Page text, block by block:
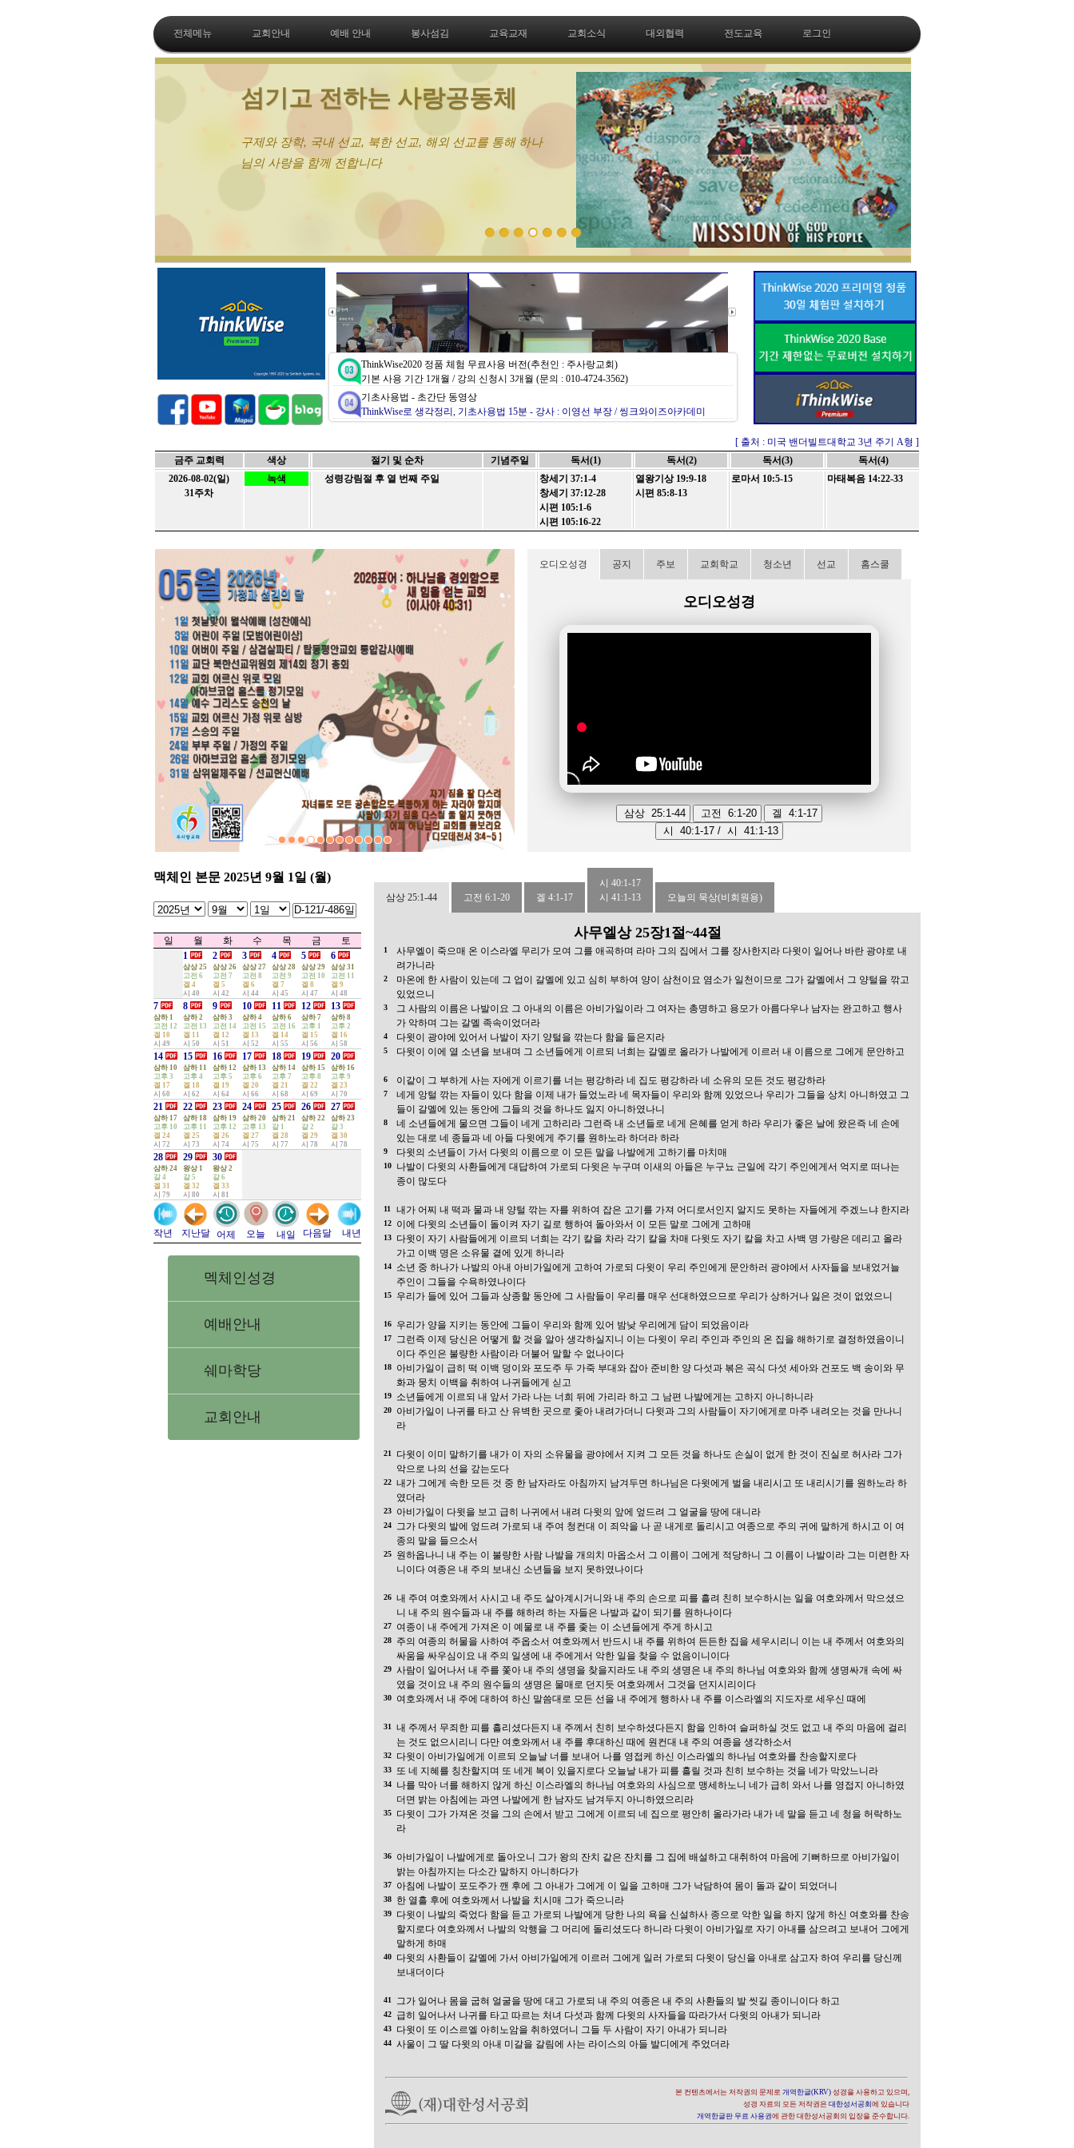
전체메뉴 교회안내 예배 안내 봉사섬김 교육교재 교회소식 대외협력 전도교육 로그인
섬기고 전하는 사랑공동체
구제와 장학, 국내 선교, 북한 선교, 해외 선교를 통해 하나
님의 사랑을 함께 전합니다
ThinkWise2020 정품 체험 무료사용 버전(추천인 : 주사랑교회)
기본 사용 기간 1개월 / 강의 신청시 3개월 (문의 : 010-4724-3562)
기초사용법 - 초간단 동영상
ThinkWise로 생각정리, 기초사용법 15분 - 강사 : 이영선 부장 / 씽크와이즈아카데미
ThinkWise 활용한 설교 작성법 -송월교회 김아론 목사
영혼을 살리는 설교의 프로세스!
ThinkWise WEB 버전 - 인터넷 웹브라우저로도 사용이 가능합니다
Web버전 교육동영상 (8분) - 이영선 부장
제공되는 컨텐츠 중 ( *.twdx ) 파일은 씽크와이즈(ThinkWise2020)의 결과물 입니다.
열람을 원하시는 분들은 씽크와이즈 무료버전을 다운받아 설치해주십시오.
씽크와이즈 전문 강사자격 취득
씽크와이즈아카데미 정규 강사과정 수료 및 마인드프로세서 2급 자격증 취득
[ 출처 : 미국 밴더빌트대학교 3년 주기 A형 ]
금주 교회력
색상 절기 및 순차 기념주일 독서(1) 독서(2) 독서(3)
독서(4)
2026-08-02(일)
31주차
녹색 성령강림절 후 열 번째 주일
창세기 37:1-4
창세기 37:12-28
시편 105:1-6
시편 105:16-22
열왕기상 19:9-18
시편 85:8-13
로마서 10:5-15 마태복음 14:22-33
오디오성경 공지 주보 교회학교 청소년 선교 홈스쿨
홈스쿨
No. 글제목 작성자
작성일
10
[아하브코업] 2025 성경통독 부흥 관리자
2025-02-20
9
[아하브코업] 2024년 2학기 종강(0)... 관리자
2024-12-17
8
[홈스쿨링] 아하브코업 정기모임 (글 (0) ... 관리자
2024-10-22
7
[홈스쿨링] 아하브 코업 2024년 (0)... 관리자
2024-09-24
6
[홈스쿨링] 아하브 코업 2024년 (0)... 관리자
2024-09-03
5
[아하브코업] 2024 2학기 개강예 (0) ... 관리자
2024-08-27
4
[홈스쿨링] 대구모임 - 연합기도회 관리자
2023-08-24
3
[아하브코업] 2024년 1학기 종강 ... 관리자
2024-07-02
2
성경적부모표영어교실 정기 기도회 관리자 2023-09-19
1
성경적부모표 영어교실 수원지역 홈스쿨
(0)
관리자 2023-08-31
오디오성경
맥체인 본문 2025년 9월 1일 (월)
일 월 화 수 목 금
토
1
삼상 25
고전 6
겔 4
시 40
2
삼상 26
고전 7
겔 5
시 42
3
삼상 27
고전 8
겔 6
시 44
4
삼상 28
고전 9
겔 7
시 45
5
삼상 29
고전 10
겔 8
시 47
6
삼상 31
고전 11
겔 9
시 48
7
삼하 1
고전 12
겔 10
시 49
8
삼하 2
고전 13
겔 11
시 50
9
삼하 3
고전 14
겔 12
시 51
10
삼하 4
고전 15
겔 13
시 52
11
삼하 6
고전 16
겔 14
시 55
12
삼하 7
고후 1
겔 15
시 56
13
삼하 8
고후 2
겔 16
시 58
14
삼하 10
고후 3
겔 17
시 60
15
삼하 11
고후 4
겔 18
시 62
16
삼하 12
고후 5
겔 19
시 64
17
삼하 13
고후 6
겔 20
시 66
18
삼하 14
고후 7
겔 21
시 68
19
삼하 15
고후 8
겔 22
시 69
20
삼하 16
고후 9
겔 23
시 70
21
삼하 17
고후 10
겔 24
시 72
22
삼하 18
고후 11
겔 25
시 73
23
삼하 19
고후 12
겔 26
시 74
24
삼하 20
고후 13
겔 27
시 75
25
삼하 21
갈 1
겔 28
시 77
26
삼하 22
갈 2
겔 29
시 78
27
삼하 23
갈 3
겔 30
시 78
28
삼하 24
갈 4
겔 31
시 79
29
왕상 1
갈 5
겔 32
시 80
30
왕상 2
갈 6
겔 33
시 81
작년 지난달 어제 오늘 내일 다음달 내년
삼상 25:1-44 고전 6:1-20 겔 4:1-17
시 40:1-17
시 41:1-13
오늘의 묵상(비회원용)
사무엘상 25장1절~44절
1
사무엘이 죽으매 온 이스라엘 무리가 모여 그를 애곡하며 라마 그의 집에서 그를 장사한지라 다윗이 일어나 바란 광야로 내
려가니라
2
마온에 한 사람이 있는데 그 업이 갈멜에 있고 심히 부하여 양이 삼천이요 염소가 일천이므로 그가 갈멜에서 그 양털을 깎고
있었으니
3
그 사람의 이름은 나발이요 그 아내의 이름은 아비가일이라 그 여자는 총명하고 용모가 아름다우나 남자는 완고하고 행사
가 악하며 그는 갈멜 족속이었더라
4 다윗이 광야에 있어서 나발이 자기 양털을 깎는다 함을 들은지라
5 다윗이 이에 열 소년을 보내며 그 소년들에게 이르되 너희는 갈멜로 올라가 나발에게 이르러 내 이름으로 그에게 문안하고
6 이같이 그 부하게 사는 자에게 이르기를 너는 평강하라 네 집도 평강하라 네 소유의 모든 것도 평강하라
7
네게 앙털 깎는 자들이 있다 함을 이제 내가 들었노라 네 목자들이 우리와 함께 있었으나 우리가 그들을 상치 아니하였고 그
들이 갈멜에 있는 동안에 그들의 것을 하나도 잃지 아니하였나니
8
네 소년들에게 물으면 그들이 네게 고하리라 그런즉 내 소년들로 네게 은혜를 얻게 하라 우리가 좋은 날에 왔은즉 네 손에
있는 대로 네 종들과 네 아들 다윗에게 주기를 원하노라 하더라 하라
9 다윗의 소년들이 가서 다윗의 이름으로 이 모든 말을 나발에게 고하기를 마치매
10
나발이 다윗의 사환들에게 대답하여 가로되 다윗은 누구며 이새의 아들은 누구뇨 근일에 각기 주인에게서 억지로 떠나는
종이 많도다
11 내가 어찌 내 떡과 물과 내 양털 깎는 자를 위하여 잡은 고기를 가져 어디로서인지 알지도 못하는 자들에게 주겠느냐 한지라
12 이에 다윗의 소년들이 돌이켜 자기 길로 행하여 돌아와서 이 모든 말로 그에게 고하매
13
다윗이 자기 사람들에게 이르되 너희는 각기 칼을 차라 각기 칼을 차매 다윗도 자기 칼을 차고 사백 명 가량은 데리고 올라
가고 이백 명은 소유물 곁에 있게 하니라
14
소년 중 하나가 나발의 아내 아비가일에게 고하여 가로되 다윗이 우리 주인에게 문안하러 광야에서 사자들을 보내었거늘
주인이 그들을 수욕하였나이다
15 우리가 들에 있어 그들과 상종할 동안에 그 사람들이 우리를 매우 선대하였으므로 우리가 상하거나 잃은 것이 없었으니
16 우리가 양을 지키는 동안에 그들이 우리와 함께 있어 밤낮 우리에게 담이 되었음이라
17
그런즉 이제 당신은 어떻게 할 것을 알아 생각하실지니 이는 다윗이 우리 주인과 주인의 온 집을 해하기로 결정하였음이니
이다 주인은 불량한 사람이라 더불어 말할 수 없나이다
18
아비가일이 급히 떡 이백 덩이와 포도주 두 가죽 부대와 잡아 준비한 양 다섯과 볶은 곡식 다섯 세아와 건포도 백 송이와 무
화과 뭉치 이백을 취하여 나귀들에게 싣고
19 소년들에게 이르되 내 앞서 가라 나는 너희 뒤에 가리라 하고 그 남편 나발에게는 고하지 아니하니라
20
아비가일이 나귀를 타고 산 유벽한 곳으로 좇아 내려가더니 다윗과 그의 사람들이 자기에게로 마주 내려오는 것을 만나니
라
21
다윗이 이미 말하기를 내가 이 자의 소유물을 광야에서 지켜 그 모든 것을 하나도 손실이 없게 한 것이 진실로 허사라 그가
악으로 나의 선을 갚는도다
22 내가 그에게 속한 모든 것 중 한 남자라도 아침까지 남겨두면 하나님은 다윗에게 벌을 내리시고 또 내리시기를 원하노라 하
였더라
23 아비가일이 다윗을 보고 급히 나귀에서 내려 다윗의 앞에 엎드려 그 얼굴을 땅에 대니라
24
그가 다윗의 발에 엎드려 가로되 내 주여 청컨대 이 죄악을 나 곧 내게로 돌리시고 여종으로 주의 귀에 말하게 하시고 이 여
종의 말을 들으소서
25
원하옵나니 내 주는 이 불량한 사람 나발을 개의치 마옵소서 그 이름이 그에게 적당하니 그 이름이 나발이라 그는 미련한 자
니이다 여종은 내 주의 보내신 소년들을 보지 못하였나이다
26 내 주여 여호와께서 사시고 내 주도 살아계시거니와 내 주의 손으로 피를 흘려 친히 보수하시는 일을 여호와께서 막으셨으
니 내 주의 원수들과 내 주를 해하려 하는 자들은 나발과 같이 되기를 원하나이다
27 여종이 내 주에게 가져온 이 예물로 내 주를 좇는 이 소년들에게 주게 하시고
28
주의 여종의 허물을 사하여 주옵소서 여호와께서 반드시 내 주를 위하여 든든한 집을 세우시리니 이는 내 주께서 여호와의
싸움을 싸우심이요 내 주의 일생에 내 주에게서 악한 일을 찾을 수 없음이니이다
29 사람이 일어나서 내 주를 쫓아 내 주의 생명을 찾을지라도 내 주의 생명은 내 주의 하나님 여호와와 함께 생명싸개 속에 싸
였을 것이요 내 주의 원수들의 생명은 물매로 던지듯 여호와께서 그것을 던지시리이다
30 여호와께서 내 주에 대하여 하신 말씀대로 모든 선을 내 주에게 행하사 내 주를 이스라엘의 지도자로 세우신 때에
31
내 주께서 무죄한 피를 흘리셨다든지 내 주께서 친히 보수하셨다든지 함을 인하여 슬퍼하실 것도 없고 내 주의 마음에 걸리
는 것도 없으시리니 다만 여호와께서 내 주를 후대하신 때에 원컨대 내 주의 여종을 생각하소서
32 다윗이 아비가일에게 이르되 오늘날 너를 보내어 나를 영접케 하신 이스라엘의 하나님 여호와를 찬송할지로다
33 또 네 지혜를 칭찬할지며 또 네게 복이 있을지로다 오늘날 내가 피를 흘릴 것과 친히 보수하는 것을 네가 막았느니라
34
나를 막아 너를 해하지 않게 하신 이스라엘의 하나님 여호와의 사심으로 맹세하노니 네가 급히 와서 나를 영접지 아니하였
더면 밝는 아침에는 과연 나발에게 한 남자도 남겨두지 아니하였으리라
35
다윗이 그가 가져온 것을 그의 손에서 받고 그에게 이르되 네 집으로 평안히 올라가라 내가 네 말을 듣고 네 청을 허락하노
라
36
아비가일이 나발에게로 돌아오니 그가 왕의 잔치 같은 잔치를 그 집에 배설하고 대취하여 마음에 기뻐하므로 아비가일이
밝는 아침까지는 다소간 말하지 아니하다가
37 아침에 나발이 포도주가 깬 후에 그 아내가 그에게 이 일을 고하매 그가 낙담하여 몸이 돌과 같이 되었더니
38 한 열흘 후에 여호와께서 나발을 치시매 그가 죽으니라
39
다윗이 나발의 죽었다 함을 듣고 가로되 나발에게 당한 나의 욕을 신설하사 종으로 악한 일을 하지 않게 하신 여호와를 찬송
할지로다 여호와께서 나발의 악행을 그 머리에 돌리셨도다 하니라 다윗이 아비가일로 자기 아내를 삼으려고 보내어 그에게
말하게 하매
40
다윗의 사환들이 갈멜에 가서 아비가일에게 이르러 그에게 일러 가로되 다윗이 당신을 아내로 삼고자 하여 우리를 당신께
보내더이다
41 그가 일어나 몸을 굽혀 얼굴을 땅에 대고 가로되 내 주의 여종은 내 주의 사환들의 발 씻길 종이니이다 하고
42 급히 일어나서 나귀를 타고 따르는 처녀 다섯과 함께 다윗의 사자들을 따라가서 다윗의 아내가 되니라
43 다윗이 또 이스르엘 아히노암을 취하였더니 그들 두 사람이 자기 아내가 되니라
44 사울이 그 딸 다윗의 아내 미갈을 갈림에 사는 라이스의 아들 발디에게 주었더라
본 컨텐츠에서는 저작권의 문제로 개역한글(KRV) 성경을 사용하고 있으며,
성경 자료의 모든 저작권은 대한성서공회에 있습니다
개역한글판 무료 사용권에 관한 대한성서공회의 입장을 준수합니다.
멕체인성경
예배안내
쉐마학당
교회안내